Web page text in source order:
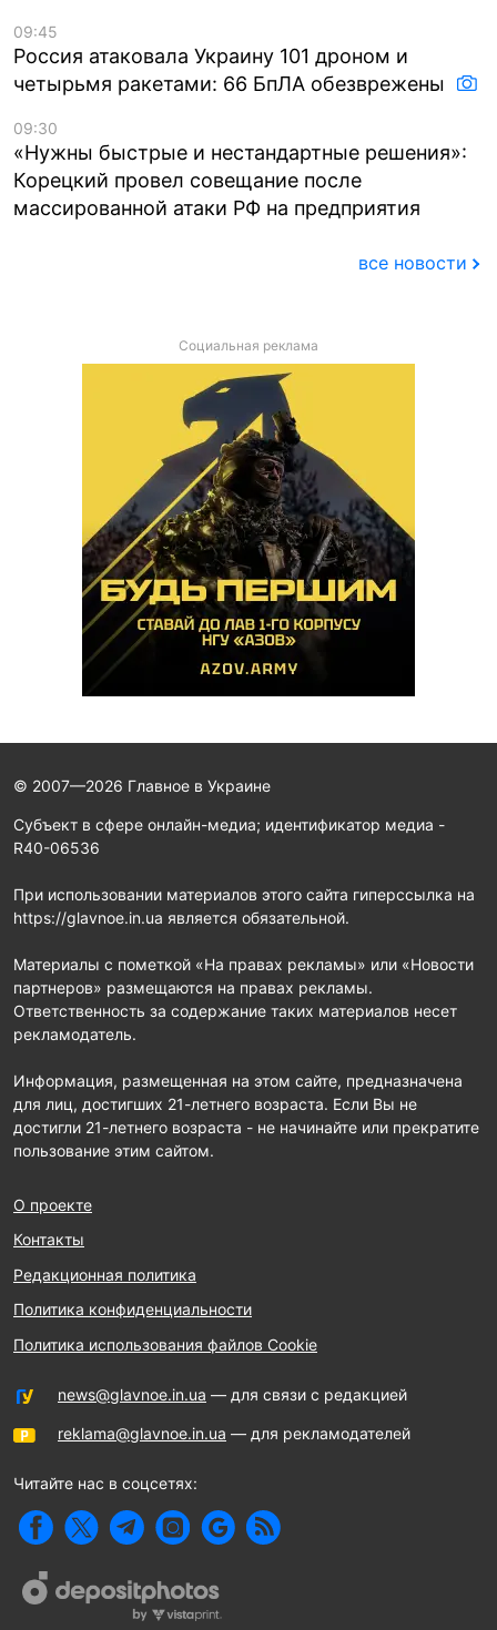
09:45
Россия атаковала Украину 101 дроном и
четырьмя ракетами: 66 БпЛА обезврежены
09:30
«Нужны быстрые и нестандартные решения»:
Корецкий провел совещание после
массированной атаки РФ на предприятия
все новости
Социальная реклама
© 2007—2026 Главное в Украине
Субъект в сфере онлайн-медиа; идентификатор медиа -
R40-06536
При использовании материалов этого сайта гиперссылка на
https://glavnoe.in.ua является обязательной.
Материалы с пометкой «На правах рекламы» или «Новости
партнеров» размещаются на правах рекламы.
Ответственность за содержание таких материалов несет
рекламодатель.
Информация, размещенная на этом сайте, предназначена
для лиц, достигших 21-летнего возраста. Если Вы не
достигли 21-летнего возраста - не начинайте или прекратите
пользование этим сайтом.
О проекте
Контакты
Редакционная политика
Политика конфиденциальности
Политика использования файлов Cookie
news@glavnoe.in.ua — для связи с редакцией
reklama@glavnoe.in.ua — для рекламодателей
Читайте нас в соцсетях: